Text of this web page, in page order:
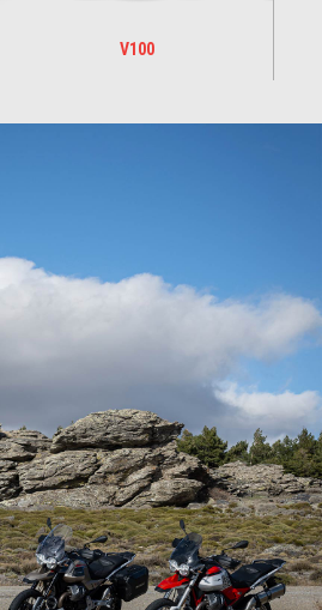
V100